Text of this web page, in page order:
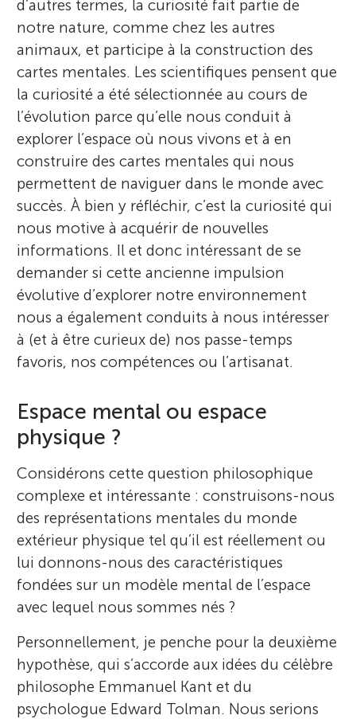
O’Keefe a reçu le prix Nobel de physiologie
ou de médecine en 2014. Il a aussi
remporté de nombreux autres prix
prestigieux, notamment le prix Louisa
Gross Horwitz (2013) et le prix Kavli en
neurosciences (2014). Il est membre de la
Royal Society. En 2016, il a été élu à
l’Académie nationale des sciences et, en
2019, il a été admis à l’Académie royale
irlandaise en tant que membre honoraire.
*j.okeefe@ucl.ac.uk
d’autres termes, la curiosité fait partie de
notre nature, comme chez les autres
animaux, et participe à la construction des
cartes mentales. Les scientifiques pensent que
la curiosité a été sélectionnée au cours de
l’évolution parce qu’elle nous conduit à
explorer l’espace où nous vivons et à en
construire des cartes mentales qui nous
permettent de naviguer dans le monde avec
succès. À bien y réfléchir, c’est la curiosité qui
nous motive à acquérir de nouvelles
informations. Il et donc intéressant de se
demander si cette ancienne impulsion
évolutive d’explorer notre environnement
nous a également conduits à nous intéresser
à (et à être curieux de) nos passe-temps
favoris, nos compétences ou l’artisanat.
Espace mental ou espace
physique ?
Considérons cette question philosophique
complexe et intéressante : construisons-nous
des représentations mentales du monde
extérieur physique tel qu’il est réellement ou
lui donnons-nous des caractéristiques
fondées sur un modèle mental de l’espace
avec lequel nous sommes nés ?
Personnellement, je penche pour la deuxième
hypothèse, qui s’accorde aux idées du célèbre
philosophe Emmanuel Kant et du
psychologue Edward Tolman. Nous serions